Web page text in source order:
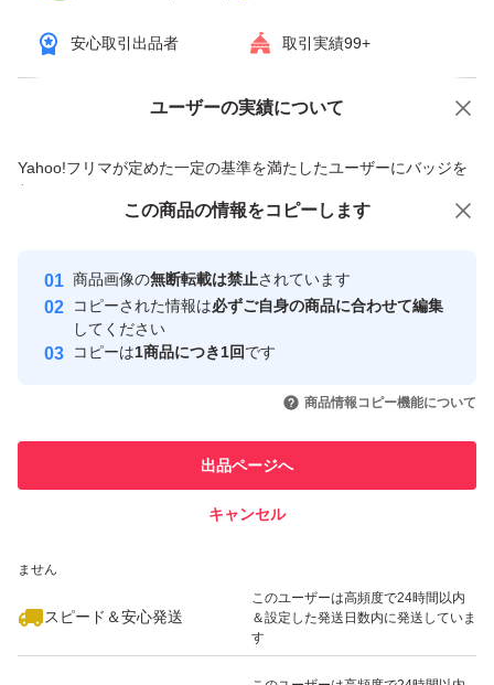
安心取引出品者 取引実績99+
ユーザーの実績について
Yahoo!フリマが定めた一定の基準を満たしたユーザーにバッジを
付与しています
安心取引出品者
心・安全なユーザーです
取引実績
引を完了させた実績があります
での取引実績があります
ません
スピード＆安心発送
このユーザーは高頻度で24時間以内
＆設定した発送日数内に発送していま
す
価格の相談 商品への質問
この商品の情報をコピーします
商品画像の無断転載は禁止されています
コピーされた情報は必ずご自身の商品に合わせて編集
してください
コピーは1商品につき1回です
商品情報コピー機能について
出品ページへ
キャンセル
この商品をみている人にオススメ